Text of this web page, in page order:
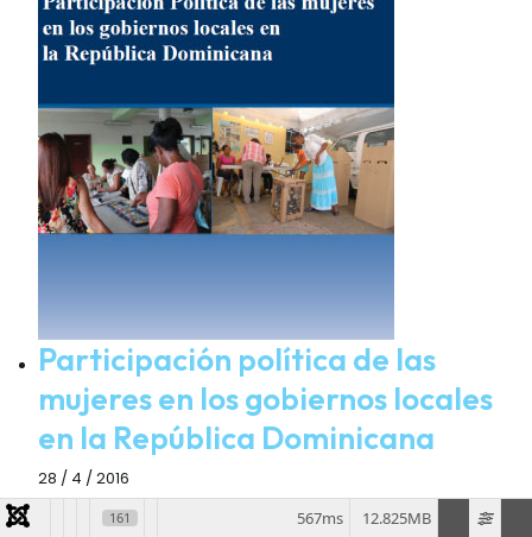
Participación política de las
mujeres en los gobiernos locales
en la República Dominicana
28 / 4 / 2016
161 12.825MB
567ms